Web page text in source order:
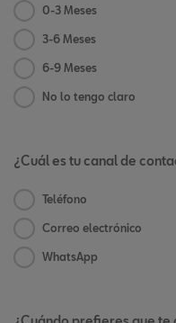
0-3 Meses
3-6 Meses
6-9 Meses
No lo tengo claro
¿Cuál es tu canal de
Teléfono
Correo electrónico
WhatsApp